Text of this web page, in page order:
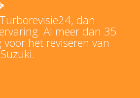
dan
Al meer dan 35
het reviseren van